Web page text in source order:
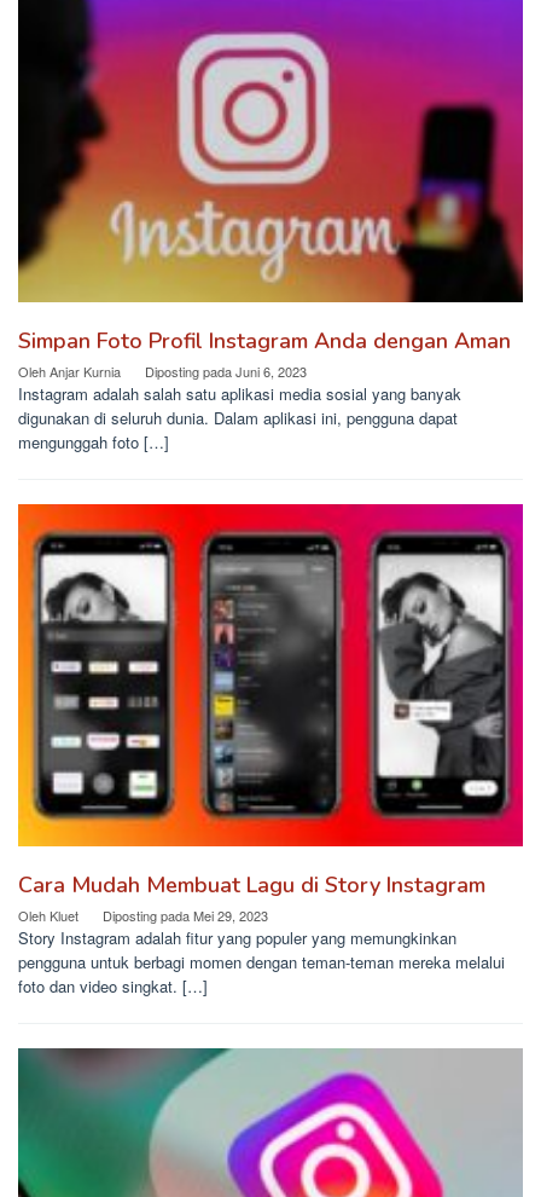
Simpan Foto Profil Instagram Anda dengan Aman
OlehAnjar Kurnia Diposting padaJuni 6, 2023
Instagram adalah salah satu aplikasi media sosial yang banyak
digunakan di seluruh dunia. Dalam aplikasi ini, pengguna dapat
mengunggah foto […]
Cara Mudah Membuat Lagu di Story Instagram
Oleh Kluet Diposting padaMei 29, 2023
Story Instagram adalah fitur yang populer yang memungkinkan
pengguna untuk berbagi momen dengan teman-teman mereka melalui
foto dan video singkat. […]